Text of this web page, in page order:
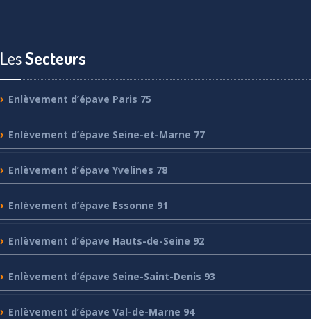
LesSecteurs
Enlèvement d’épave Paris 75
Enlèvement d’épave Seine-et-Marne 77
Enlèvement d’épave Yvelines 78
Enlèvement d’épave Essonne 91
Enlèvement d’épave Hauts-de-Seine 92
Enlèvement d’épave Seine-Saint-Denis 93
Enlèvement d’épave Val-de-Marne 94